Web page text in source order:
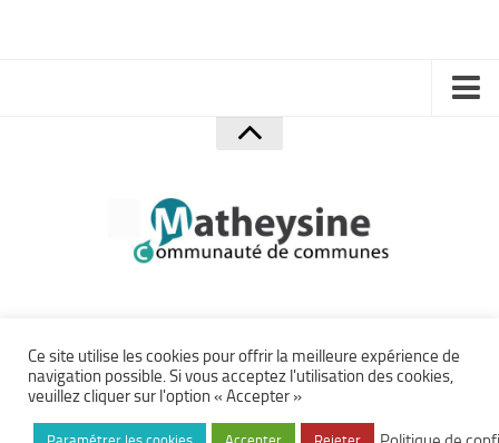
Politique de confidentialité
Archives
Accès Privé
Communauté de Communes de la Matheysine – Site officiel ©
2026.
Créationça manque pas d'air . Développementeyenet
Ce site utilise les cookies pour offrir la meilleure expérience de
navigation possible. Si vous acceptez l'utilisation des cookies,
veuillez cliquer sur l'option « Accepter »